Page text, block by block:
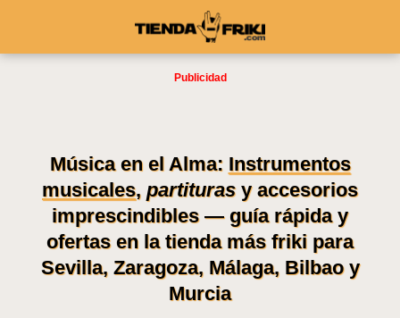
Música en el Alma: Instrumentos
musicales, partiturasy accesorios
imprescindibles — guía rápida y
ofertas en la tienda más friki para
Sevilla, Zaragoza, Málaga, Bilbao y
Murcia